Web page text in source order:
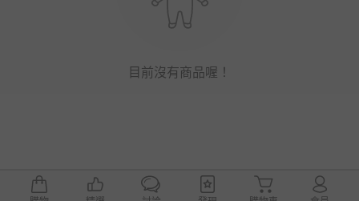
目前沒有商品喔！